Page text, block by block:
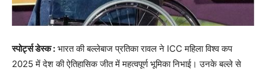
स्पोर्ट्स डेस्क : भारत की बल्लेबाज प्रतिका रावल ने ICC महिला विश्व कप
2025 में देश की ऐतिहासिक जीत में महत्वपूर्ण भूमिका निभाई। उनके बल्ले से